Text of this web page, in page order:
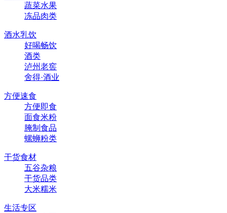
蔬菜水果
冻品肉类
酒水乳饮
好喝畅饮
酒类
泸州老窖
舍得·酒业
方便速食
方便即食
面食米粉
腌制食品
螺蛳粉类
干货食材
五谷杂粮
干货品类
大米糯米
生活专区